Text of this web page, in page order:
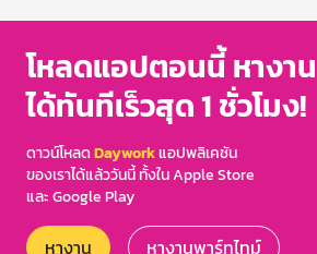
โหลดแอปตอนนี้ หางาน
ได้ทันทีเร็วสุด 1 ชั่วโมง!
ดาวน์โหลดDayworkแอปพลิเคชัน
ของเราได้แล้ววันนี้ ทั้งใน Apple Store
และ Google Play
หางาน หางานพาร์ทไทม์